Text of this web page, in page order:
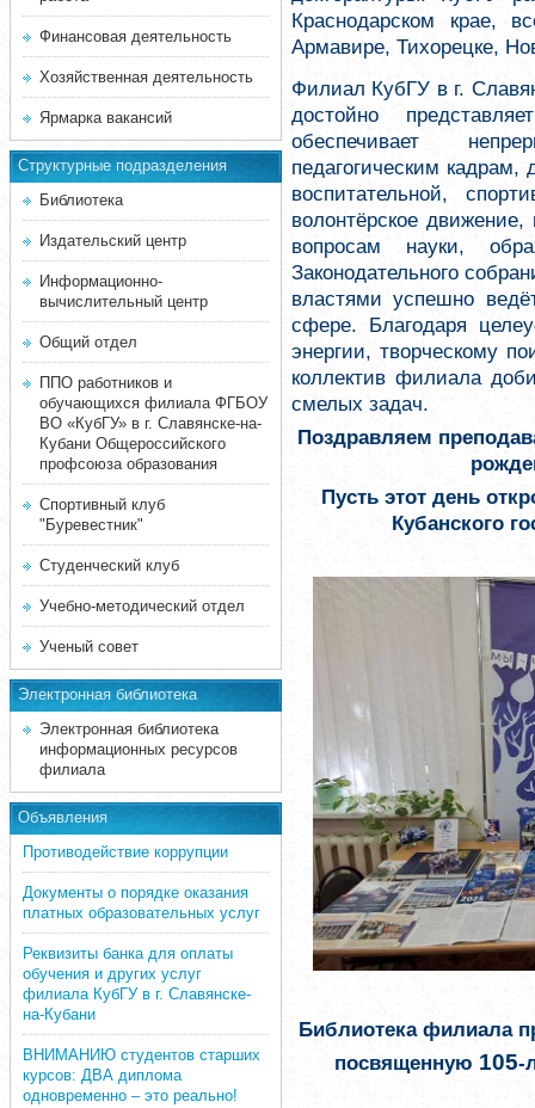
Финансовая деятельность
Хозяйственная деятельность
Ярмарка вакансий
Структурные подразделения
Библиотека
Издательский центр
Информационно-
вычислительный центр
Общий отдел
ППО работников и
обучающихся филиала ФГБОУ
ВО «КубГУ» в г. Славянске-на-
Кубани Общероссийского
профсоюза образования
Спортивный клуб
"Буревестник"
Студенческий клуб
Учебно-методический отдел
Ученый совет
Электронная библиотека
Электронная библиотека
информационных ресурсов
филиала
Объявления
Противодействие коррупции
Документы о порядке оказания
платных образовательных услуг
Реквизиты банка для оплаты
обучения и других услуг
филиала КубГУ в г. Славянске-
на-Кубани
ВНИМАНИЮ студентов старших
курсов: ДВА диплома
одновременно – это реально!
Краснодарском крае,
Армавире, Тихорецке,
Филиал КубГУ в г.
достойно
обеспечивает
педагогическим кадрам,
воспитательной,
волонтёрское
вопросам науки,
Законодательного
властями успешно
сфере. Благодаря
энергии, творческому
коллектив филиала
смелых задач.
Поздравляем
Пусть этот день
Кубанского
Библиотека филиала
посвященную 105-